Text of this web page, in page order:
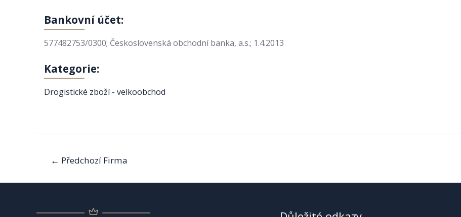
Bankovní účet:
577482753/0300; Československá obchodní banka, a.s.; 1.4.2013
Kategorie:
Drogistické zboží - velkoobchod
Navigace
pro
příspěvek
← Předchozí Firma